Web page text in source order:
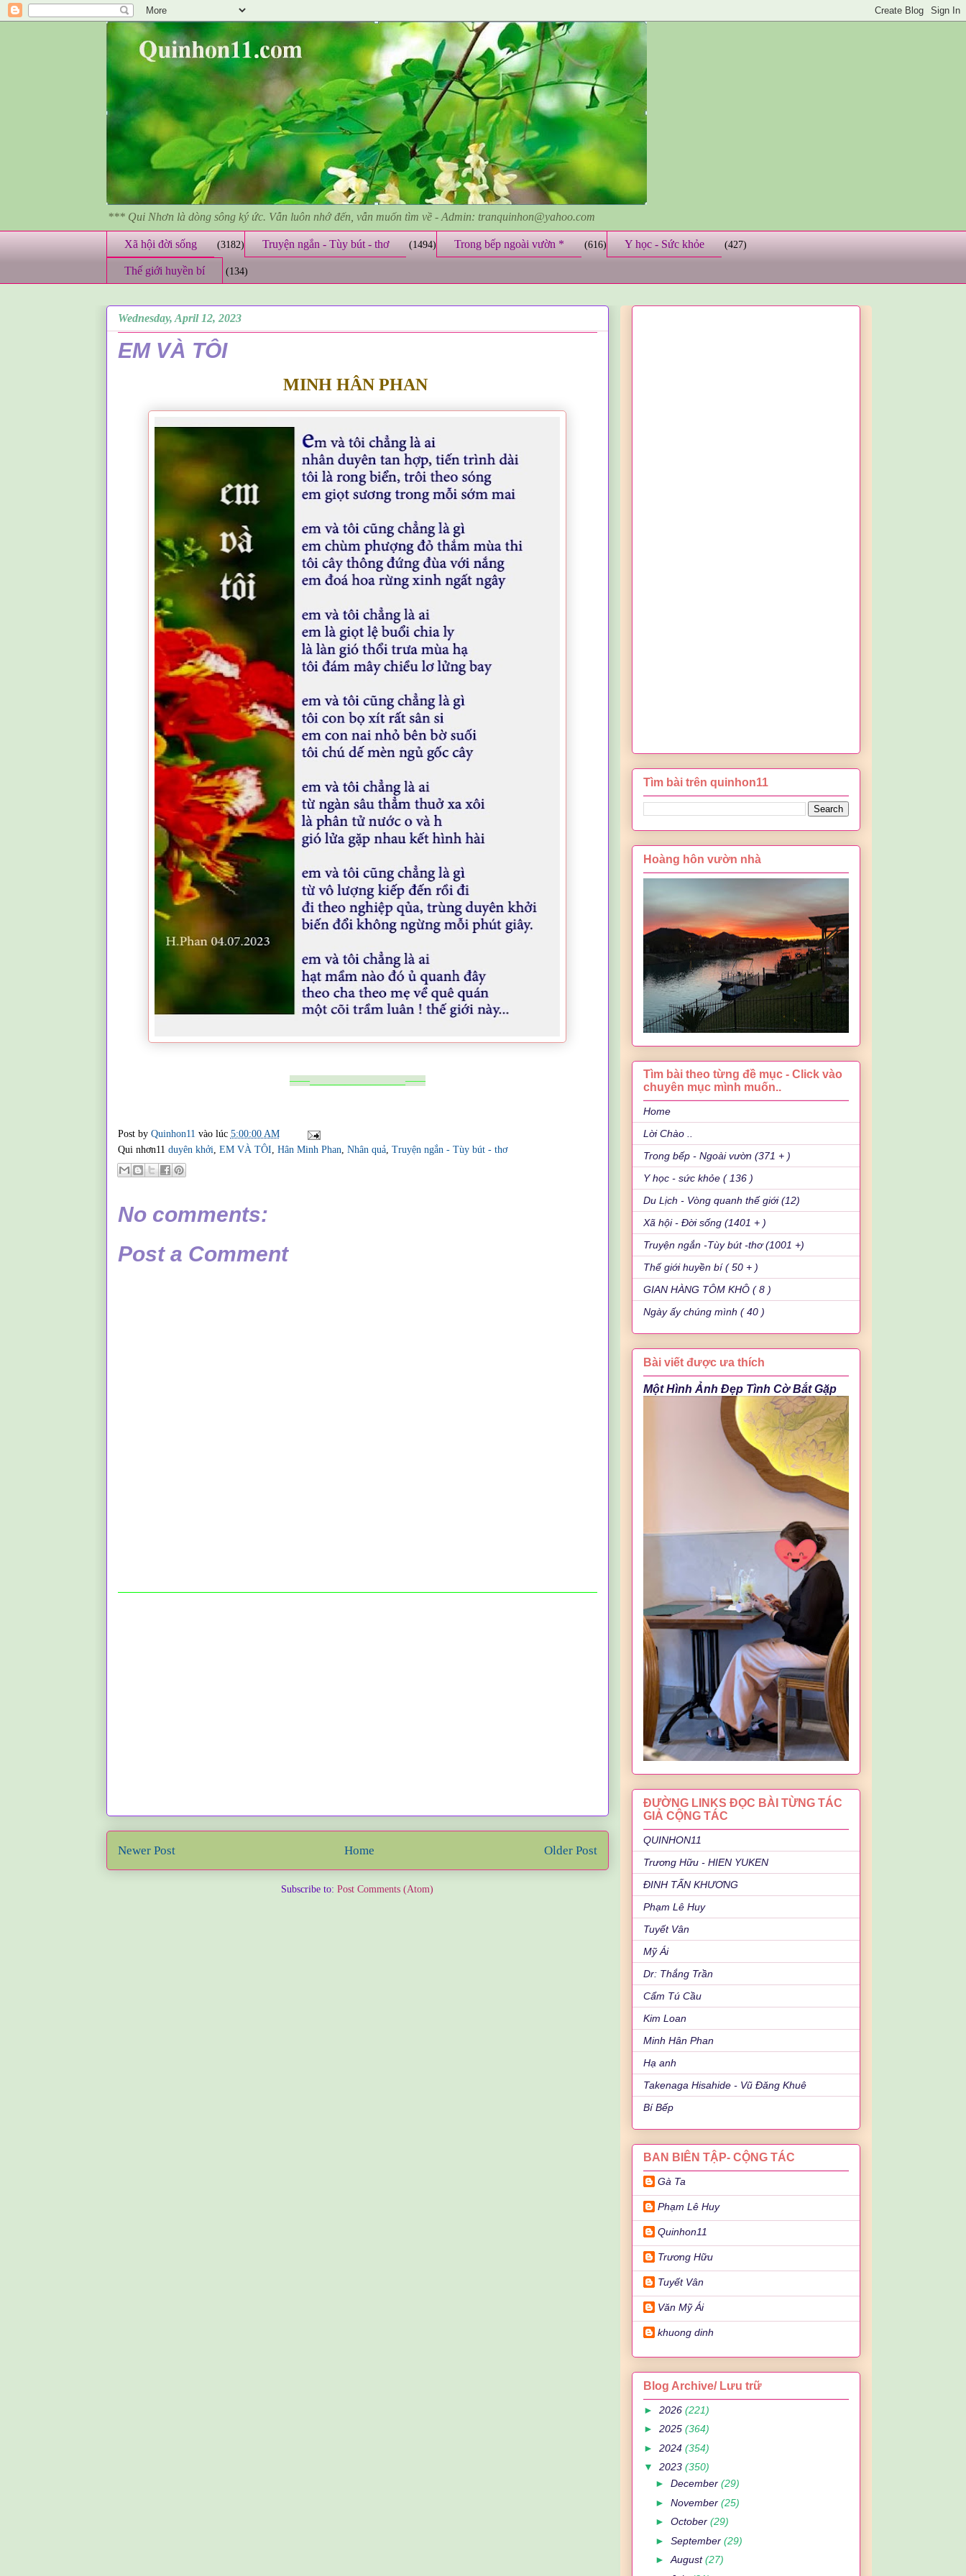
*** Qui Nhơn là dòng sông ký ức. Vẫn luôn nhớ đến, vẫn muốn tìm về - Admin: tranquinhon@yahoo.com
Xã hội đời sống (3182) Truyện ngắn - Tùy bút - thơ (1494) Trong bếp ngoài vườn * (616) Y học - Sức khỏe (427)
Thế giới huyền bí (134)
Wednesday, April 12, 2023
EM VÀ TÔI
MINH HÂN PHAN
——___________________——
Post by Quinhon11 vào lúc 5:00:00 AM
Qui nhơn11 duyên khởi, EM VÀ TÔI, Hân Minh Phan, Nhân quả, Truyện ngắn - Tùy bút - thơ
No comments:
Post a Comment
Newer Post Older Post
Home
Subscribe to: Post Comments (Atom)
Tìm bài trên quinhon11
Hoàng hôn vườn nhà
Tìm bài theo từng đề mục - Click vào
chuyên mục mình muốn..
Home
Lời Chào ..
Trong bếp - Ngoài vườn (371 + )
Y học - sức khỏe ( 136 )
Du Lịch - Vòng quanh thế giới (12)
Xã hội - Đời sống (1401 + )
Truyện ngắn -Tùy bút -thơ (1001 +)
Thế giới huyền bí ( 50 + )
GIAN HÀNG TÔM KHÔ ( 8 )
Ngày ấy chúng mình ( 40 )
Bài viết được ưa thích
Một Hình Ảnh Đẹp Tình Cờ Bắt Gặp
ĐƯỜNG LINKS ĐỌC BÀI TỪNG TÁC
GIẢ CỘNG TÁC
QUINHON11
Trương Hữu - HIEN YUKEN
ĐINH TẤN KHƯƠNG
Phạm Lê Huy
Tuyết Vân
Mỹ Ái
Dr: Thắng Trần
Cẩm Tú Cầu
Kim Loan
Minh Hân Phan
Hạ anh
Takenaga Hisahide - Vũ Đăng Khuê
Bí Bếp
BAN BIÊN TẬP- CỘNG TÁC
Gà Ta
Phạm Lê Huy
Quinhon11
Trương Hữu
Tuyết Vân
Văn Mỹ Ái
khuong dinh
Blog Archive/ Lưu trữ
► 2026 (221)
► 2025 (364)
► 2024 (354)
▼ 2023 (350)
►December(29)
►November(25)
►October(29)
►September(29)
►August(27)